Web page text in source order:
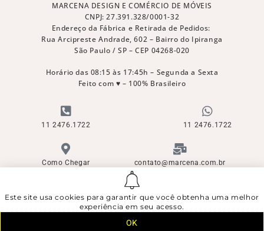
MARCENA DESIGN E COMÉRCIO DE MÓVEIS
CNPJ: 27.391.328/0001-32
Endereço da Fábrica e Retirada de Pedidos:
Rua Arcipreste Andrade, 602 – Bairro do Ipiranga
São Paulo / SP – CEP 04268-020
Horário das 08:15 às 17:45h – Segunda a Sexta
Feito com ♥ – 100% Brasileiro
11 2476.1722 11 2476.1722
Como Chegar contato@marcena.com.br
© Direitos Reservados - Copyright ©
Marcena Design e Comércio de Móveis Ltda
Registros vigentes junto ao INPI nas Diretorias de Marcas, Patentes,
Desenhos Industriais e Programas de Computador
Este site usa cookies para garantir que você obtenha uma melhor
experiência em seu acesso.
OK